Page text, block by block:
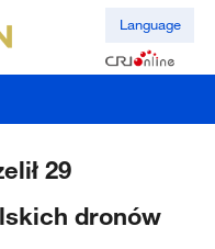
Language
29
dronów